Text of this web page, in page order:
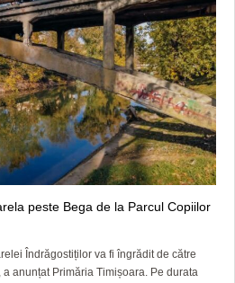
peste Bega de la Parcul Copiilor
Îndrăgostiților va fi îngrădit de către
anunțat Primăria Timișoara. Pe durata